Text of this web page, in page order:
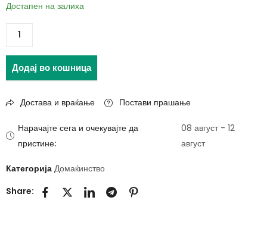
Достапен на залиха
Додај во кошница
Достава и враќање Постави прашање
Нарачајте сега и очекувајте да
пристине:
08 август - 12
август
Категорија Домаќинство
Share: